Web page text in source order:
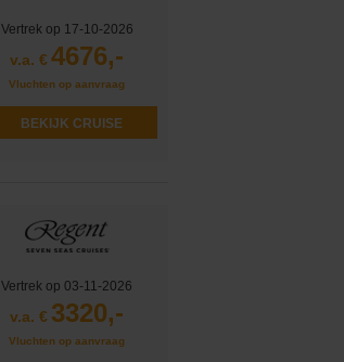
Vertrek op 17-10-2026
v.a. € 4676,-
Vluchten op aanvraag
BEKIJK CRUISE
Vertrek op 03-11-2026
v.a. € 3320,-
Vluchten op aanvraag